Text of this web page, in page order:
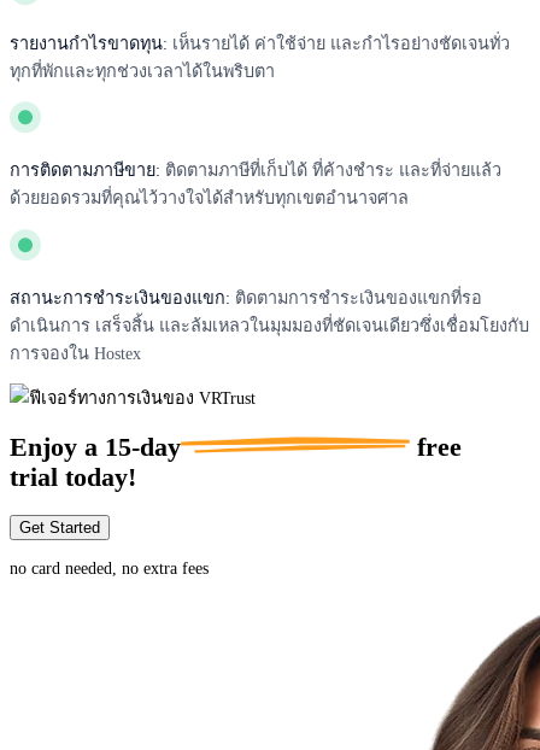
รายงานกำไรขาดทุน: เห็นรายได้ ค่าใช้จ่าย และกำไรอย่างชัดเจนทั่ว
ทุกที่พักและทุกช่วงเวลาได้ในพริบตา
การติดตามภาษีขาย: ติดตามภาษีที่เก็บได้ ที่ค้างชำระ และที่จ่ายแล้ว
ด้วยยอดรวมที่คุณไว้วางใจได้สำหรับทุกเขตอำนาจศาล
สถานะการชำระเงินของแขก: ติดตามการชำระเงินของแขกที่รอ
ดำเนินการ เสร็จสิ้น และล้มเหลวในมุมมองที่ชัดเจนเดียวซึ่งเชื่อมโยงกับ
การจองใน Hostex
Enjoy a 15-day
free
trial today!
Get Started
no card needed, no extra fees